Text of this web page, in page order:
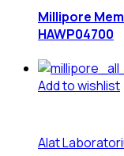
Millipore
HAWP04700
Add to wishlist
Alat